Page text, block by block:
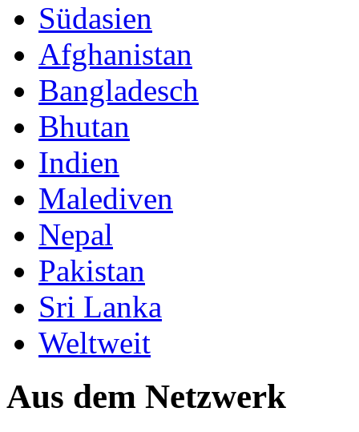
Südasien
Afghanistan
Bangladesch
Bhutan
Indien
Malediven
Nepal
Pakistan
Sri Lanka
Weltweit
Aus dem Netzwerk